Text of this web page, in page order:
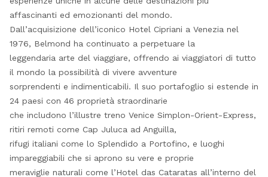
affascinanti ed emozionanti del mondo.
Dall’acquisizione dell’iconico Hotel Cipriani a Venezia nel
1976, Belmond ha continuato a perpetuare la
leggendaria arte del viaggiare, offrendo ai viaggiatori di tutto
il mondo la possibilità di vivere avventure
sorprendenti e indimenticabili. Il suo portafoglio si estende in
24 paesi con 46 proprietà straordinarie
che includono l’illustre treno Venice Simplon-Orient-Express,
ritiri remoti come Cap Juluca ad Anguilla,
rifugi italiani come lo Splendido a Portofino, e luoghi
impareggiabili che si aprono su vere e proprie
meraviglie naturali come l’Hotel das Cataratas all’interno del